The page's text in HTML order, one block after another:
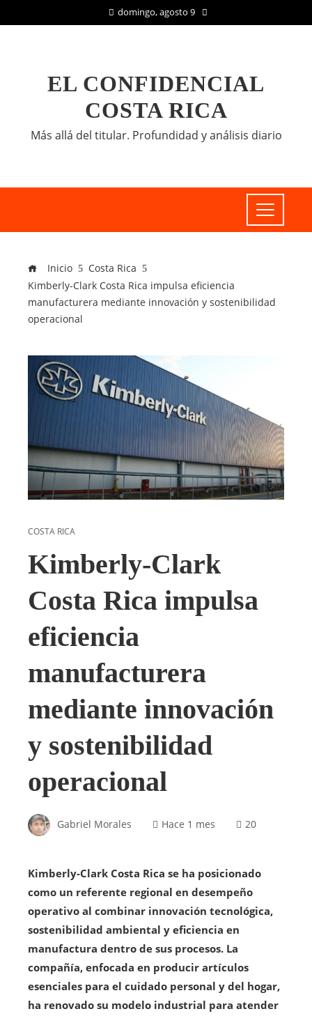
domingo, agosto 9
EL CONFIDENCIAL
COSTA RICA
Más allá del titular. Profundidad y análisis diario
Inicio
Costa Rica
Kimberly-Clark Costa Rica impulsa eficiencia
manufacturera mediante innovación y sostenibilidad
operacional
COSTA RICA
Kimberly-Clark
Costa Rica impulsa
eficiencia
manufacturera
mediante innovación
y sostenibilidad
operacional
Gabriel Morales Hace 1 mes 20
Kimberly-Clark Costa Rica se ha posicionado
como un referente regional en desempeño
operativo al combinar innovación tecnológica,
sostenibilidad ambiental y eficiencia en
manufactura dentro de sus procesos. La
compañía, enfocada en producir artículos
esenciales para el cuidado personal y del hogar,
ha renovado su modelo industrial para atender